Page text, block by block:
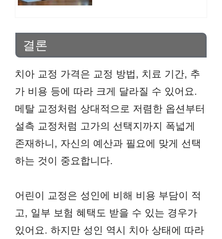
결론
치아 교정 가격은 교정 방법, 치료 기간, 추
가 비용 등에 따라 크게 달라질 수 있어요.
메탈 교정처럼 상대적으로 저렴한 옵션부터
설측 교정처럼 고가의 선택지까지 폭넓게
존재하니, 자신의 예산과 필요에 맞게 선택
하는 것이 중요합니다.
어린이 교정은 성인에 비해 비용 부담이 적
고, 일부 보험 혜택도 받을 수 있는 경우가
있어요. 하지만 성인 역시 치아 상태에 따라